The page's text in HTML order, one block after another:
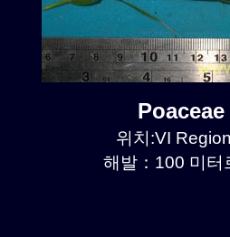
위치:VI
해발：100 미터